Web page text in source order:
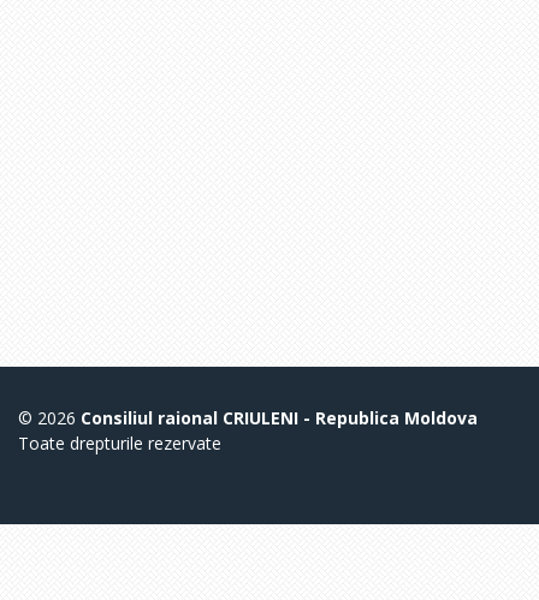
© 2026 Consiliul raional CRIULENI - Republica Moldova
Toate drepturile rezervate